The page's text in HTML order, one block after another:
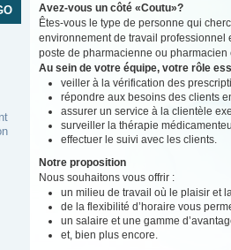
Avez-vous un côté «Coutu»?
Êtes-vous le type de personne qui
environnement de travail professionnel
poste de pharmacienne ou pharmacien
Au sein de votre équipe, votre rôle
veiller à la vérification des
répondre aux besoins des clients
assurer un service à la clientèle
surveiller la thérapie
effectuer le suivi avec les clients.
Notre proposition
Nous souhaitons vous offrir :
un milieu de travail où le plaisir et
de la flexibilité d’horaire vous
un salaire et une gamme
et, bien plus encore.